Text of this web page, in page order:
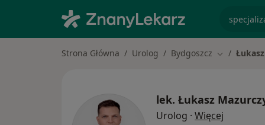
Strona Główna Urolog Bydgoszcz Zmień
lek. Łukasz
Urolog · Więcej